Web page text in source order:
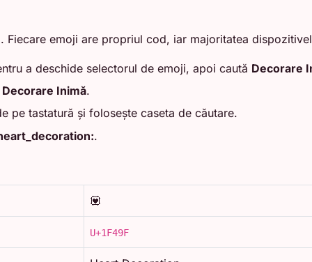
Fiecare emoji are propriul cod, iar majoritatea
a deschide selectorul de emoji, apoi caută Decorare
Decorare Inimă.
pe tastatură și folosește caseta de căutare.
.
💟
U+1F49F